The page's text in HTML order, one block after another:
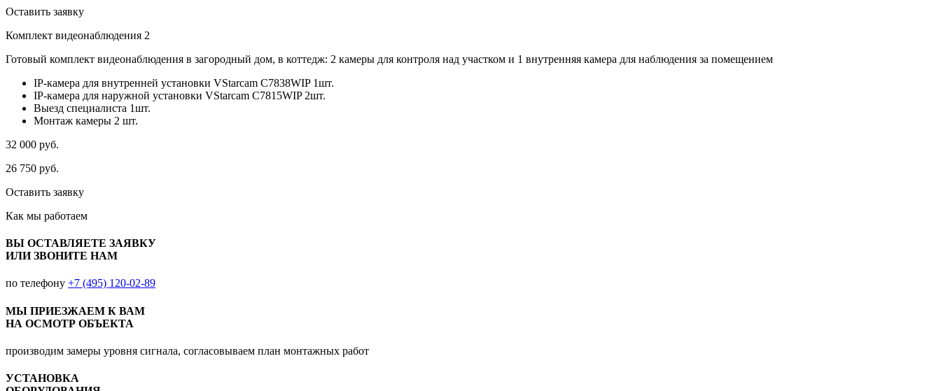
Оставить заявку
Комплект видеонаблюдения 2
Готовый комплект видеонаблюдения в загородный дом, в коттедж: 2 камеры для контроля над участком и 1 внутренняя камера для наблюдения за помещением
IP-камера для внутренней установки VStarcam C7838WIP 1шт.
IP-камера для наружной установки VStarcam C7815WIP 2шт.
Выезд специалиста 1шт.
Монтаж камеры 2 шт.
32 000 руб.
26 750 руб.
Оставить заявку
Как мы работаем
ВЫ ОСТАВЛЯЕТЕ ЗАЯВКУ
ИЛИ ЗВОНИТЕ НАМ
по телефону +7 (495) 120-02-89
МЫ ПРИЕЗЖАЕМ К ВАМ
НА ОСМОТР ОБЪЕКТА
производим замеры уровня сигнала, согласовываем план монтажных работ
УСТАНОВКА